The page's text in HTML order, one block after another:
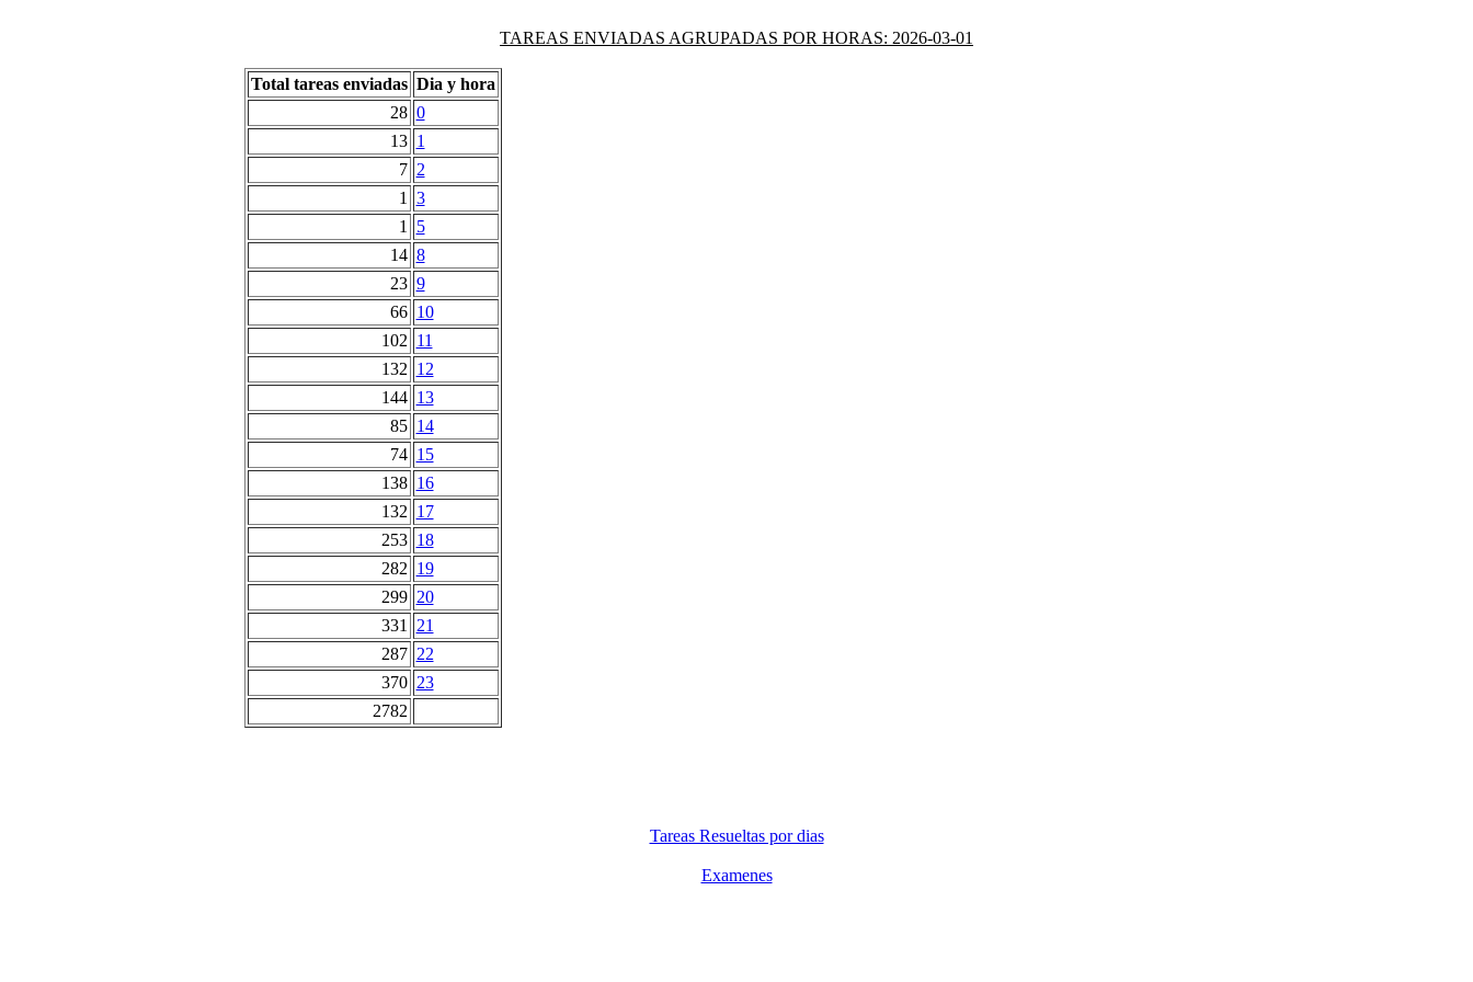
TAREAS ENVIADAS AGRUPADAS POR HORAS: 2026-03-01
Total tareas enviadas Dia y hora
28 0
13 1
7 2
1
3
1
5
14 8
23 9
66 10
102 11
132 12
144 13
85 14
74 15
138 16
132 17
253 18
282 19
299 20
331
21
287 22
370 23
2782
Tareas Resueltas por dias
Examenes